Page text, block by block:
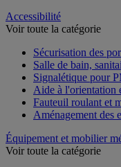
Accessibilité
Voir toute la catégorie
Sécurisation des
Salle de bain,
Signalétique pour
Aide à l'orientation
Fauteuil roulant et
Aménagement des
Équipement et mobilier
Voir toute la catégorie